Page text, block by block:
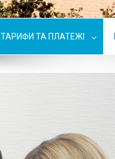
ТАРИФИ ТА ПЛАТЕЖІ